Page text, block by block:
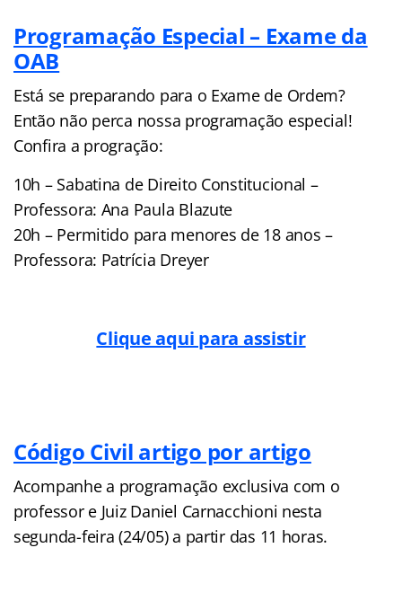
Programação Especial – Exame da
OAB
Está se preparando para o Exame de Ordem?
Então não perca nossa programação especial!
Confira a progração:
10h – Sabatina de Direito Constitucional –
Professora: Ana Paula Blazute
20h – Permitido para menores de 18 anos –
Professora: Patrícia Dreyer
Clique aqui para assistir
Código Civil artigo por artigo
Acompanhe a programação exclusiva com o
professor e Juiz Daniel Carnacchioni nesta
segunda-feira (24/05) a partir das 11 horas.